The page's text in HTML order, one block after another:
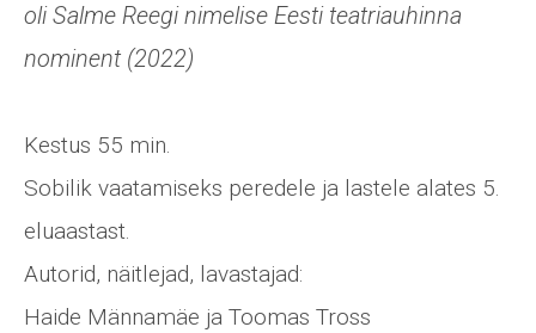
oli Salme Reegi nimelise Eesti teatriauhinna
nominent (2022)
Kestus 55 min.
Sobilik vaatamiseks peredele ja lastele alates 5.
eluaastast.
Autorid, näitlejad, lavastajad:
Haide Männamäe ja Toomas Tross